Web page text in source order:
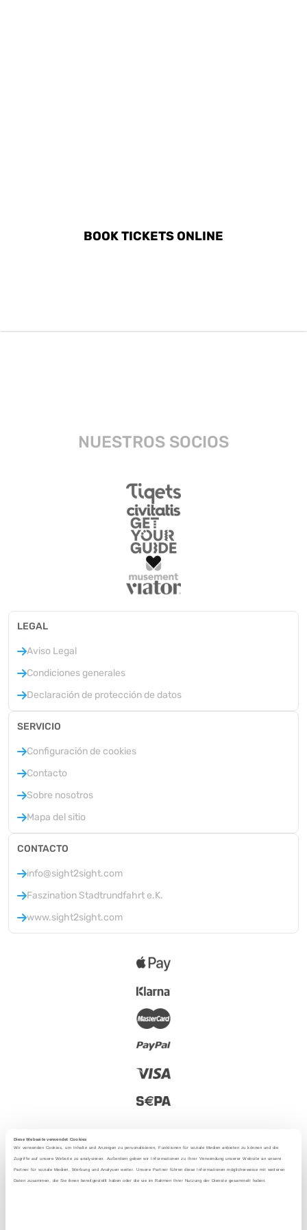
Diese Webseite verwendet Cookies
Wir verwenden Cookies, um Inhalte und Anzeigen zu personalisieren, Funktionen für soziale Medien anbieten zu können und die
Zugriffe auf unsere Website zu analysieren. Außerdem geben wir Informationen zu Ihrer Verwendung unserer Website an unsere
Partner für soziale Medien, Werbung und Analysen weiter. Unsere Partner führen diese Informationen möglicherweise mit weiteren
Daten zusammen, die Sie ihnen bereitgestellt haben oder die sie im Rahmen Ihrer Nutzung der Dienste gesammelt haben.
BOOK TICKETS ONLINE
NUESTROS SOCIOS
LEGAL
Aviso Legal
Condiciones generales
Declaración de protección de datos
SERVICIO
Configuración de cookies
Contacto
Sobre nosotros
Mapa del sitio
CONTACTO
info@sight2sight.com
Faszination Stadtrundfahrt e.K.
www.sight2sight.com
2025 - Con amor desde Berlín